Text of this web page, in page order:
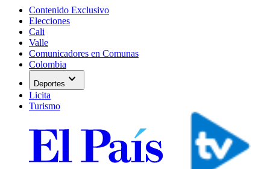
Contenido Exclusivo
Elecciones
Cali
Valle
Comunicadores en Comunas
Colombia
Deportes expand_more
Licita
Turismo